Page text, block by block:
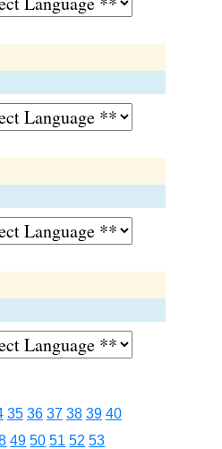
35 36 37 38 39 40
49 50 51 52 53